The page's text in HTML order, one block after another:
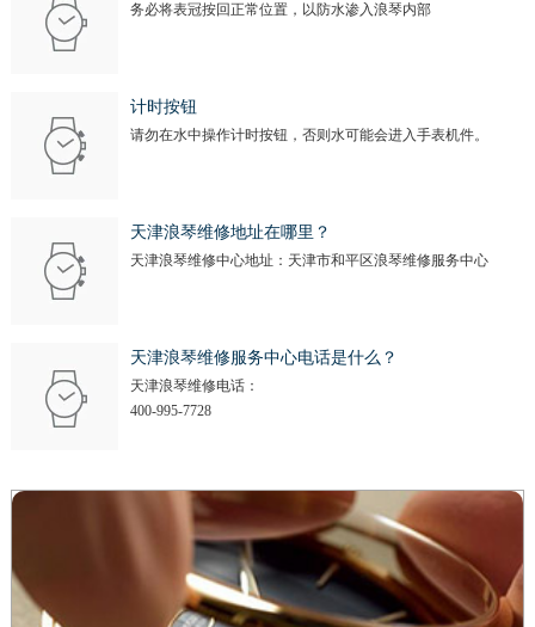
务必将表冠按回正常位置，以防水渗入浪琴内部
计时按钮
请勿在水中操作计时按钮，否则水可能会进入手表机件。
天津浪琴维修地址在哪里？
天津浪琴维修中心地址：天津市和平区浪琴维修服务中心
天津浪琴维修服务中心电话是什么？
天津浪琴维修电话：
400-995-7728